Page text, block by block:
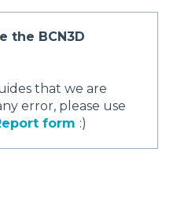
the BCN3D
that we are
error, please use
form :)